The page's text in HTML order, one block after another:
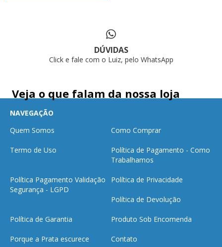
DÚVIDAS
Click e fale com o Luiz, pelo WhatsApp
Veja o que falam da nossa loja
NAVEGAÇÃO
Quem Somos
Como Comprar
Termo de Uso
Política de Pagamento - Como
Trabalhamos
Política Pagamento Validação
Segurança - LGPD
Política de Privacidade
Política de Devolução
Política de Garantia Produto Sob Encomenda
Porque a Prata escurece Contato